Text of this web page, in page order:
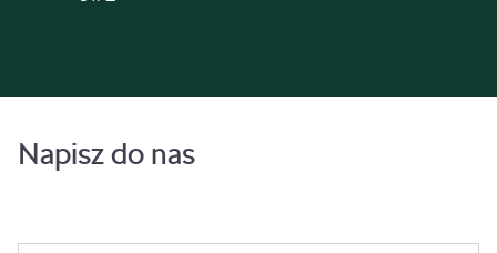
Napisz do nas